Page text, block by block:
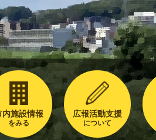
内施設情報
をみる
広報活動支援
について